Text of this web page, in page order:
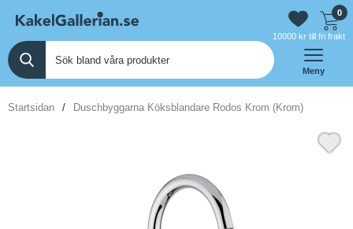
0
10000 kr till fri frakt
Meny
Startsidan Duschbyggarna Köksblandare Rodos Krom (Krom)